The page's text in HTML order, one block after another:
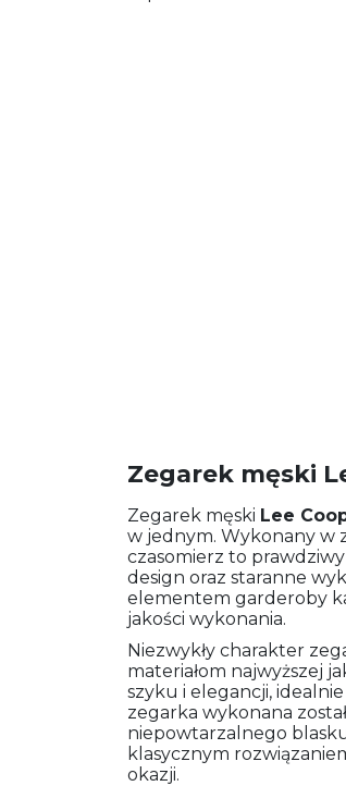
Zegarek męski
Zegarek męski Lee
w jednym. Wykonany w
czasomierz to
design oraz staranne
elementem garderoby
jakości wykonania.
Niezwykły charakter
materiałom najwyższej
szyku i elegancji,
zegarka wykonana
niepowtarzalnego
klasycznym
okazji.